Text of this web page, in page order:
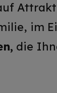
im
die